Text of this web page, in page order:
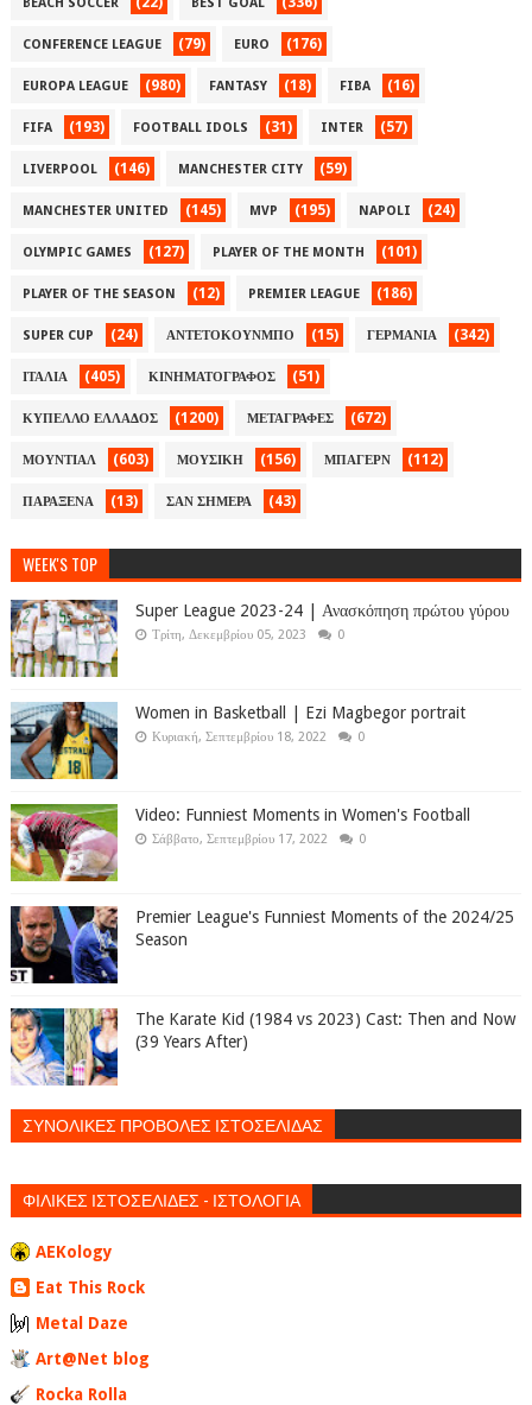
BEACH SOCCER BEST GOAL
CONFERENCE LEAGUE (79) EURO (176)
EUROPA LEAGUE (980) FANTASY (18) FIBA (16)
FIFA (193) FOOTBALL IDOLS (31) INTER (57)
LIVERPOOL (146) MANCHESTER CITY (59)
MANCHESTER UNITED (145) MVP (195) NAPOLI (24)
OLYMPIC GAMES (127) PLAYER OF THE MONTH (101)
PLAYER OF THE SEASON (12) PREMIER LEAGUE (186)
SUPER CUP (24) ΑΝΤΕΤΟΚΟΥΝΜΠΟ (15) ΓΕΡΜΑΝΙΑ (342)
ΙΤΑΛΙΑ (405) ΚΙΝΗΜΑΤΟΓΡΑΦΟΣ (51)
ΚΥΠΕΛΛΟ ΕΛΛΑΔΟΣ (1200) ΜΕΤΑΓΡΑΦΕΣ (672)
ΜΟΥΝΤΙΑΛ (603) ΜΟΥΣΙΚΗ (156) ΜΠΑΓΕΡΝ (112)
ΠΑΡΑΞΕΝΑ (13) ΣΑΝ ΣΗΜΕΡΑ (43)
WEEK'S TOP
Super League 2023-24 | Ανασκόπηση πρώτου γύρου
Τρίτη, Δεκεμβρίου 05, 2023 0
Women in Basketball | Ezi Magbegor portrait
Κυριακή, Σεπτεμβρίου 18, 2022 0
Video: Funniest Moments in Women's Football
Σάββατο, Σεπτεμβρίου 17, 2022 0
Premier League's Funniest Moments of the 2024/25
Season
The Karate Kid (1984 vs 2023) Cast: Then and Now
(39 Years After)
ΣΥΝΟΛΙΚΕΣ ΠΡΟΒΟΛΕΣ ΙΣΤΟΣΕΛΙΔΑΣ
ΦΙΛΙΚΕΣ ΙΣΤΟΣΕΛΙΔΕΣ - ΙΣΤΟΛΟΓΙΑ
AEKology
Eat This Rock
Metal Daze
Art@Net blog
Rocka Rolla